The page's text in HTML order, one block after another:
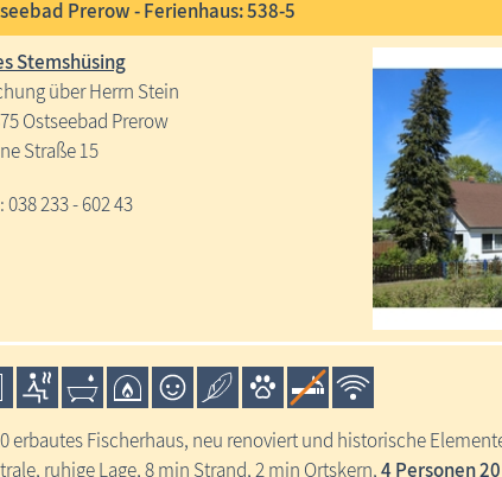
Prerow - Ferienhaus: 538-5
Stemshüsing
über Herrn Stein
Ostseebad Prerow
Straße 15
038 233 - 602 43
erbautes Fischerhaus, neu renoviert und historische
ruhige Lage, 8 min Strand, 2 min Ortskern,4 Personen